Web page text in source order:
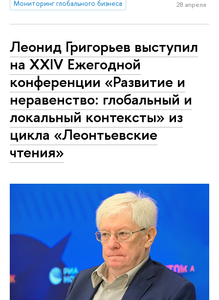
Мониторинг глобального бизнеса
28 апреля
Леонид Григорьев выступил
на ХХIV Ежегодной
конференции «Развитие и
неравенство: глобальный и
локальный контексты» из
цикла «Леонтьевские
чтения»